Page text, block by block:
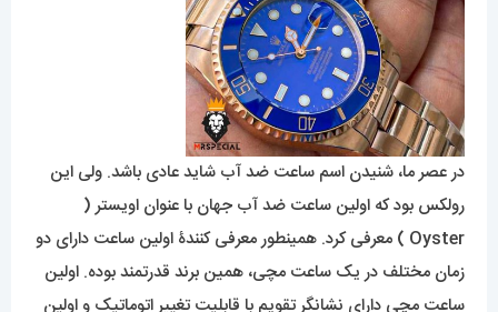
در عصر ما، شنیدن اسم ساعت ضد آب شاید عادی باشد. ولی این
رولکس بود که اولین ساعت ضد آب جهان با عنوان اویستر (
Oyster ) معرفی کرد. همینطور معرفی کنندۀ اولین ساعت دارای دو
زمان مختلف در یک ساعت مچی، همین برند قدرتمند بوده. اولین
ساعت مچی دارای نشانگر تقویم با قابلیت تغییر اتوماتیک و اولین